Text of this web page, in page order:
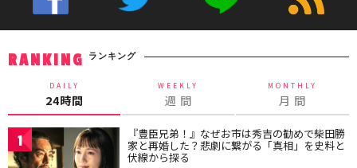
RANKING ランキング
DAILY
24時間
WEEKLY
週 間
MONTHLY
月 間
1 『豊臣兄弟！』なぜお市は秀吉の勧めで柴田勝
家と再婚した？悲劇に繋がる「真相」を史料と
伏線から探る